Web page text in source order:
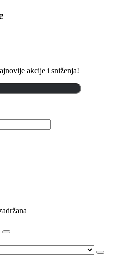
akcije i sniženja!